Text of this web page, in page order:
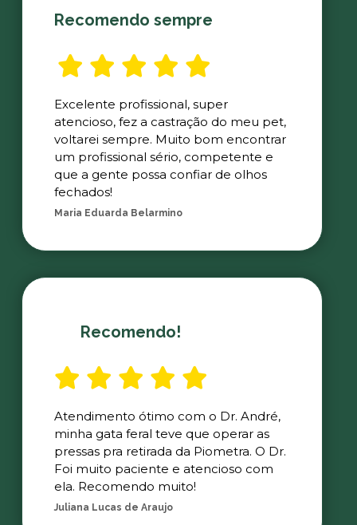
Recomendo sempre
Excelente profissional, super
atencioso, fez a castração do meu pet,
voltarei sempre. Muito bom encontrar
um profissional sério, competente e
que a gente possa confiar de olhos
fechados!
Maria Eduarda Belarmino
Recomendo!
Atendimento ótimo com o Dr. André,
minha gata feral teve que operar as
pressas pra retirada da Piometra. O Dr.
Foi muito paciente e atencioso com
ela. Recomendo muito!
Juliana Lucas de Araujo